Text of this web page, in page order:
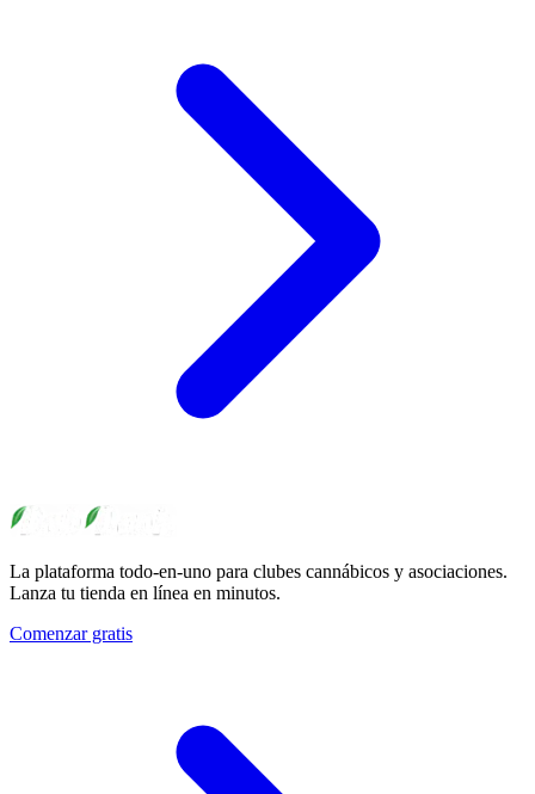
La plataforma todo-en-uno para clubes cannábicos y asociaciones.
Lanza tu tienda en línea en minutos.
Comenzar gratis